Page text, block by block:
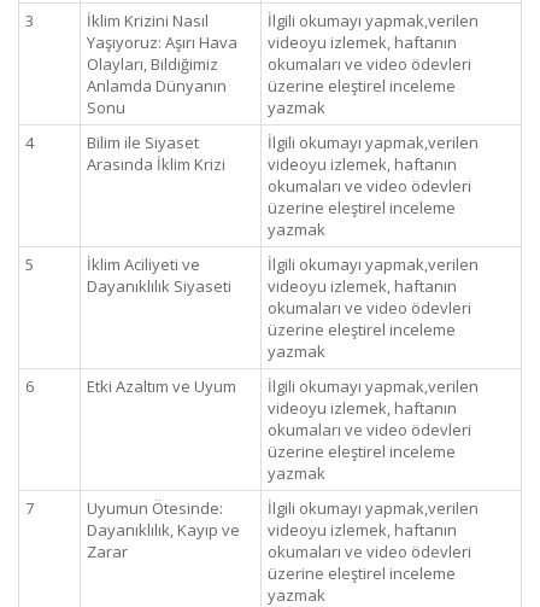
3
İklim Krizini Nasıl
Yaşıyoruz: Aşırı Hava
Olayları, Bildiğimiz
Anlamda Dünyanın
Sonu
İlgili okumayı yapmak,verilen
videoyu izlemek, haftanın
okumaları ve video ödevleri
üzerine eleştirel inceleme
yazmak
4
Bilim ile Siyaset
Arasında İklim Krizi
İlgili okumayı yapmak,verilen
videoyu izlemek, haftanın
okumaları ve video ödevleri
üzerine eleştirel inceleme
yazmak
5
İklim Aciliyeti ve
Dayanıklılık Siyaseti
İlgili okumayı yapmak,verilen
videoyu izlemek, haftanın
okumaları ve video ödevleri
üzerine eleştirel inceleme
yazmak
6
Etki Azaltım ve Uyum
İlgili okumayı yapmak,verilen
videoyu izlemek, haftanın
okumaları ve video ödevleri
üzerine eleştirel inceleme
yazmak
7
Uyumun Ötesinde:
Dayanıklılık, Kayıp ve
Zarar
İlgili okumayı yapmak,verilen
videoyu izlemek, haftanın
okumaları ve video ödevleri
üzerine eleştirel inceleme
yazmak